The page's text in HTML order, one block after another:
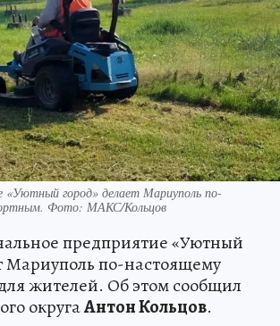
«Уютный город» делает Мариуполь по-
Фото: МАКС/Кольцов
предприятие «Уютный
Мариуполь по-настоящему
жителей. Об этом сообщил
округаАнтон Кольцов.